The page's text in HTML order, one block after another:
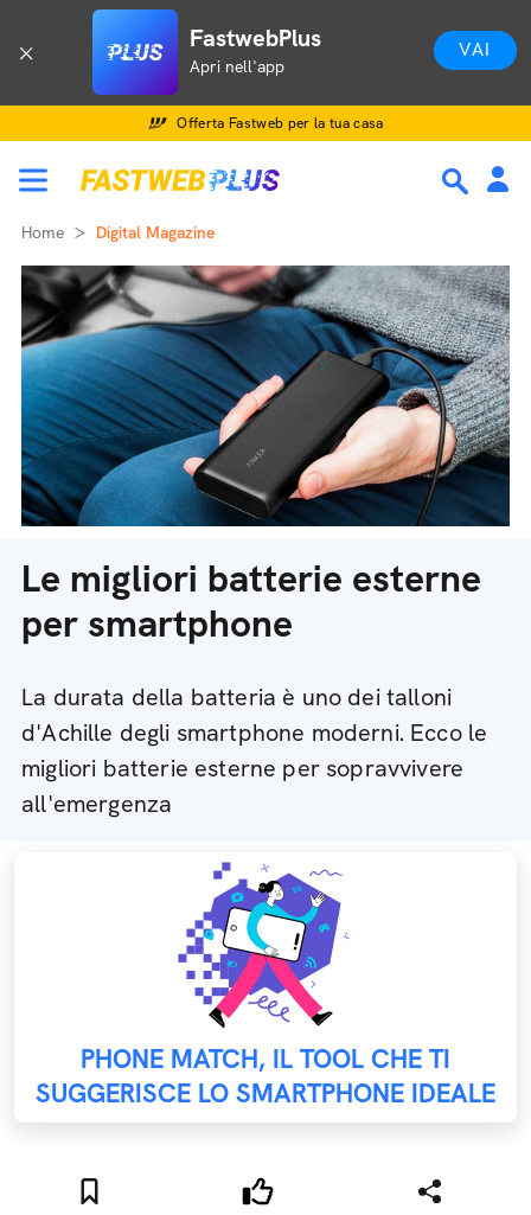
FastwebPlus
Apri nell'app
VAI
Offerta Fastweb per la tua casa
Home Digital Magazine
Le migliori batterie esterne
per smartphone
La durata della batteria è uno dei talloni
d'Achille degli smartphone moderni. Ecco le
migliori batterie esterne per sopravvivere
all'emergenza
PHONE MATCH, IL TOOL CHE TI
SUGGERISCE LO SMARTPHONE IDEALE